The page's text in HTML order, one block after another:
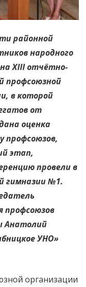
районной
народного
XIII отчётно-
профсоюзной
в которой
от
оценка
профсоюзов,
этап,
провели в
гимназии №1.
профсоюзов
Анатолий
УНО»
организации